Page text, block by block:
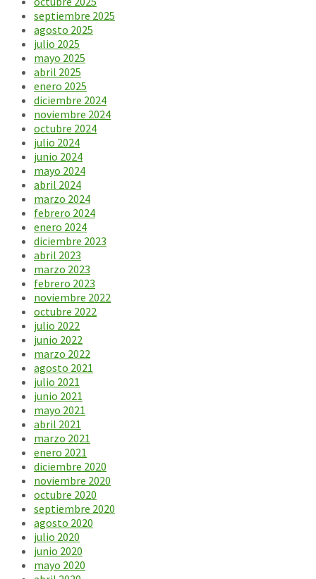
septiembre 2025
agosto 2025
julio 2025
mayo 2025
abril 2025
enero 2025
diciembre 2024
noviembre 2024
octubre 2024
julio 2024
junio 2024
mayo 2024
abril 2024
marzo 2024
febrero 2024
enero 2024
diciembre 2023
abril 2023
marzo 2023
febrero 2023
noviembre 2022
octubre 2022
julio 2022
junio 2022
marzo 2022
agosto 2021
julio 2021
junio 2021
mayo 2021
abril 2021
marzo 2021
enero 2021
diciembre 2020
noviembre 2020
octubre 2020
septiembre 2020
agosto 2020
julio 2020
junio 2020
mayo 2020